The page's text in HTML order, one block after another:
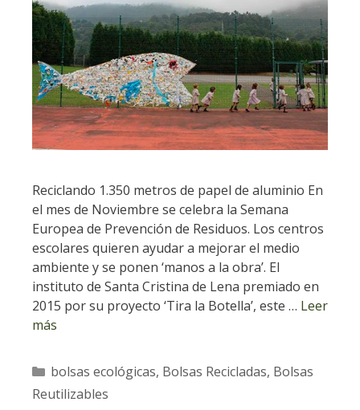
Reciclando 1.350 metros de papel de aluminio En
el mes de Noviembre se celebra la Semana
Europea de Prevención de Residuos. Los centros
escolares quieren ayudar a mejorar el medio
ambiente y se ponen ‘manos a la obra’. El
instituto de Santa Cristina de Lena premiado en
2015 por su proyecto ‘Tira la Botella’, este … Leer
más
Categorías
bolsas ecológicas, Bolsas Recicladas, Bolsas
Reutilizables